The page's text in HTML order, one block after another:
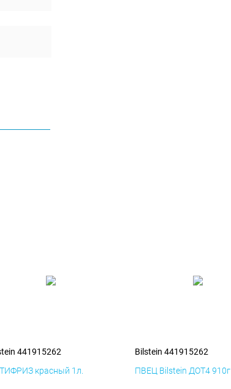
441915262
красный 1л.
Bilstein 441915262
ПВЕЦ Bilstein ДОТ4 910г